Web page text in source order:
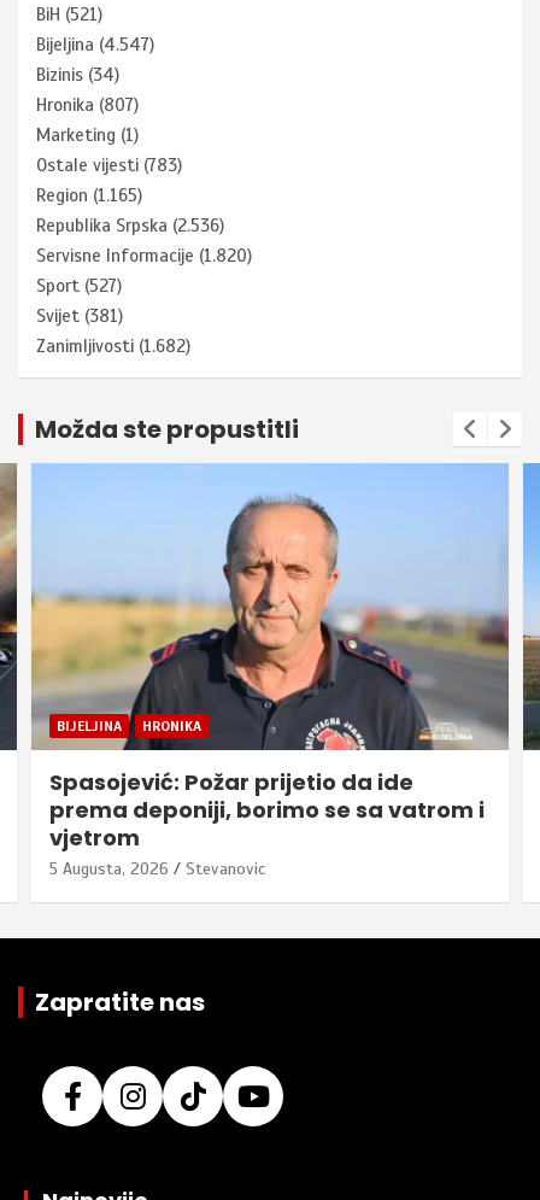
BiH (521)
Bijeljina (4.547)
Bizinis (34)
Hronika (807)
Marketing (1)
Ostale vijesti (783)
Region (1.165)
Republika Srpska (2.536)
Servisne Informacije (1.820)
Sport (527)
Svijet (381)
Zanimljivosti (1.682)
Možda ste propustitli
BIJELJINA HRONIKA
Spasojević: Požar prijetio da ide
prema deponiji, borimo se sa vatrom i
vjetrom
5 Augusta, 2026 Stevanovic
Zapratite nas